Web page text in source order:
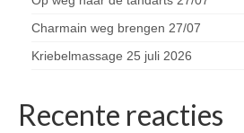
Charmain weg brengen 27/07
Kriebelmassage 25 juli 2026
Recente reacties